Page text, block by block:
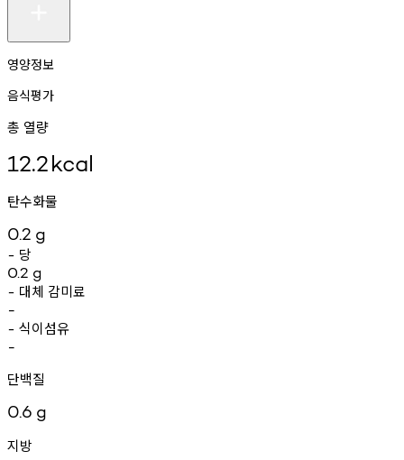
영양정보
음식평가
총 열량
12.2kcal
탄수화물
0.2 g
- 당
0.2 g
- 대체 감미료
-
- 식이섬유
-
단백질
0.6 g
지방